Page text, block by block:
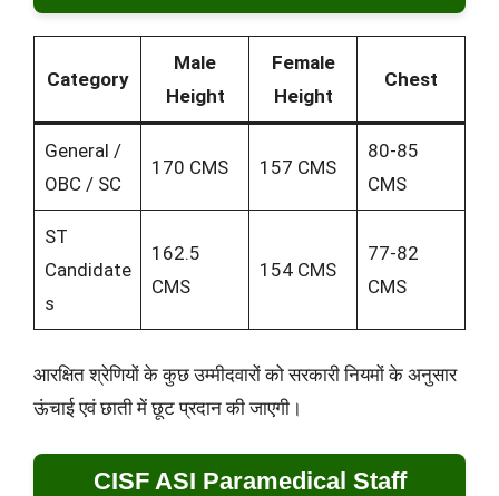
Category
Male
Height
Female
Height
Chest
General /
OBC / SC
170 CMS 157 CMS
80-85
CMS
ST
Candidate
s
162.5
CMS
154 CMS
77-82
CMS
आरक्षित श्रेणियों के कुछ उम्मीदवारों को सरकारी नियमों के अनुसार
ऊंचाई एवं छाती में छूट प्रदान की जाएगी।
CISF ASI Paramedical Staff